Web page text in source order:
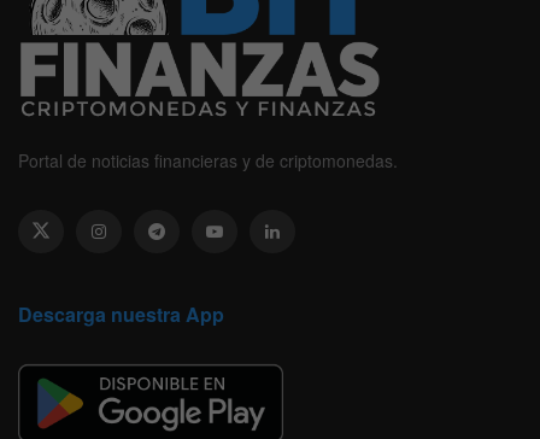
Portal de noticias financieras y de criptomonedas.
Descarga nuestra App